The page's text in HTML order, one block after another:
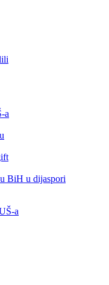
a
BiH u dijaspori
a